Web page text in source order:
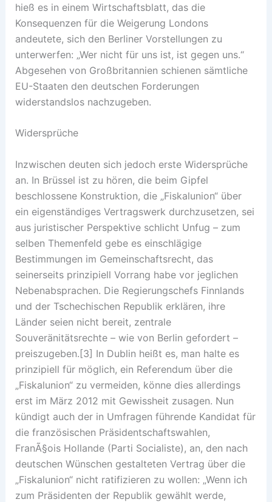
hieß es in einem Wirtschaftsblatt, das die
Konsequenzen für die Weigerung Londons
andeutete, sich den Berliner Vorstellungen zu
unterwerfen: „Wer nicht für uns ist, ist gegen uns.“
Abgesehen von Großbritannien schienen sämtliche
EU-Staaten den deutschen Forderungen
widerstandslos nachzugeben.
Widersprüche
Inzwischen deuten sich jedoch erste Widersprüche
an. In Brüssel ist zu hören, die beim Gipfel
beschlossene Konstruktion, die „Fiskalunion“ über
ein eigenständiges Vertragswerk durchzusetzen, sei
aus juristischer Perspektive schlicht Unfug – zum
selben Themenfeld gebe es einschlägige
Bestimmungen im Gemeinschaftsrecht, das
seinerseits prinzipiell Vorrang habe vor jeglichen
Nebenabsprachen. Die Regierungschefs Finnlands
und der Tschechischen Republik erklären, ihre
Länder seien nicht bereit, zentrale
Souveränitätsrechte – wie von Berlin gefordert –
preiszugeben.[3] In Dublin heißt es, man halte es
prinzipiell für möglich, ein Referendum über die
„Fiskalunion“ zu vermeiden, könne dies allerdings
erst im März 2012 mit Gewissheit zusagen. Nun
kündigt auch der in Umfragen führende Kandidat für
die französischen Präsidentschaftswahlen,
FranÃ§ois Hollande (Parti Socialiste), an, den nach
deutschen Wünschen gestalteten Vertrag über die
„Fiskalunion“ nicht ratifizieren zu wollen: „Wenn ich
zum Präsidenten der Republik gewählt werde,